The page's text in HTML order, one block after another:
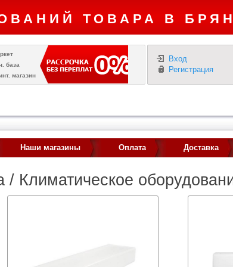
ТОВАРА В
база
магазин
Вход
Регистрация
Наши магазины Оплата Доставка
/ Климатическое